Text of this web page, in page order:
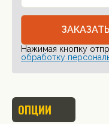
Нажимая кнопку
обработку
ОПЦИИ